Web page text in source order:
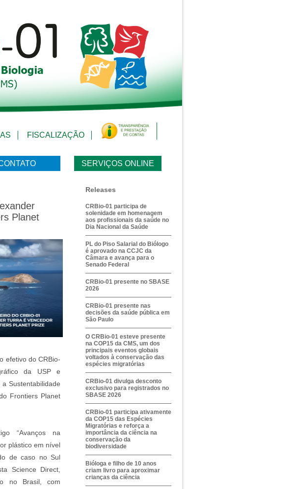
FISCALIZAÇÃO
SERVIÇOS ONLINE
Planet
efetivo do CRBio-
da USP e
Sustentabilidade
Frontiers Planet
“Avanços na
plástico em nível
de caso no Sul
Science Direct,
no Brasil, com
Releases
CRBio-01 participa de
solenidade em homenagem
aos profissionais da saúde no
Dia Nacional da Saúde
PL do Piso Salarial do Biólogo
é aprovado na CCJC da
Câmara e avança para o
Senado Federal
CRBio-01 presente no SBASE
2026
CRBio-01 presente nas
decisões da saúde pública em
São Paulo
O CRBio-01 esteve presente
na COP15 da CMS, um dos
principais eventos globais
voltados à conservação das
espécies migratórias
CRBio-01 divulga desconto
exclusivo para registrados no
SBASE 2026
CRBio-01 participa ativamente
da COP15 das Espécies
Migratórias e reforça a
importância da ciência na
conservação da
biodiversidade
Bióloga e filho de 10 anos
criam livro para aproximar
crianças da ciência